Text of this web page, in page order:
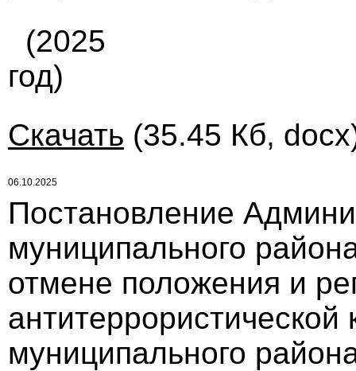
(2025
год)
Скачать (35.45 Кб,
06.10.2025
Постановление
муниципального
отмене положения и
муниципального